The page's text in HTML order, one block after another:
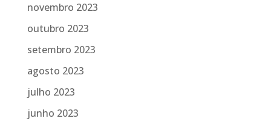
novembro 2023
outubro 2023
setembro 2023
agosto 2023
julho 2023
junho 2023